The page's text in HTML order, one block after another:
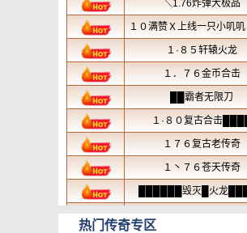
热门传奇专区